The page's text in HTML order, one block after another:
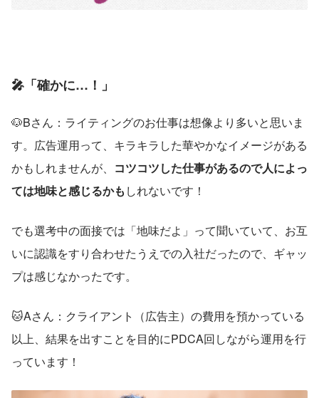
🎤「確かに…！」
🐶Bさん：ライティングのお仕事は想像より多いと思いま
す。広告運用って、キラキラした華やかなイメージがある
かもしれませんが、 コツコツした仕事があるので人によっ
ては地味と感じるかも しれないです！
でも選考中の面接では「地味だよ」って聞いていて、お互
いに認識をすり合わせたうえでの入社だったので、ギャッ
プは感じなかったです。
🐱Aさん：クライアント（広告主）の費用を預かっている
以上、結果を出すことを目的にPDCA回しながら運用を行
っています！